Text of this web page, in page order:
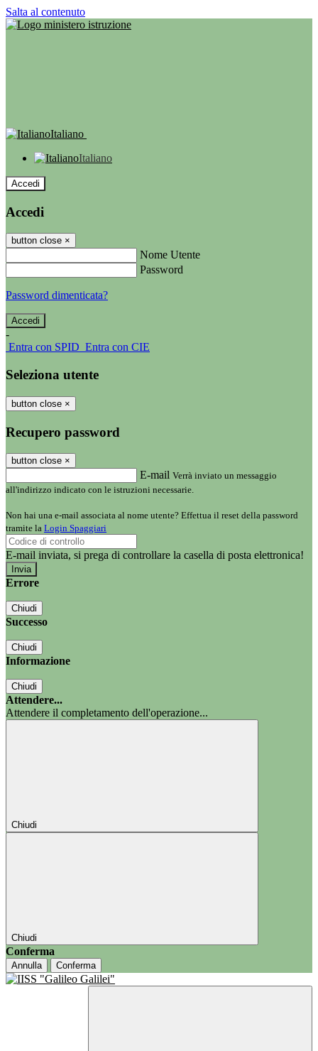
Salta al contenuto
Italiano
Italiano
Accedi
Accedi
button close ×
Nome Utente
Password
Password dimenticata?
-
Entra con SPID Entra con CIE
Seleziona utente
button close ×
Recupero password
button close ×
E-mail Verrà inviato un messaggio
all'indirizzo indicato con le istruzioni necessarie.
Non hai una e-mail associata al nome utente? Effettua il reset della password
tramite la Login Spaggiari
E-mail inviata, si prega di controllare la casella di posta elettronica!
Errore
Chiudi
Successo
Chiudi
Informazione
Chiudi
Attendere...
Attendere il completamento dell'operazione...
Chiudi
Chiudi
Conferma
Annulla Conferma